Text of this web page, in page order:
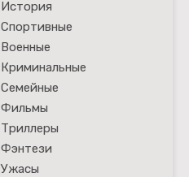
История
Спортивные
Военные
Криминальные
Семейные
Фильмы
Триллеры
Фэнтези
Ужасы